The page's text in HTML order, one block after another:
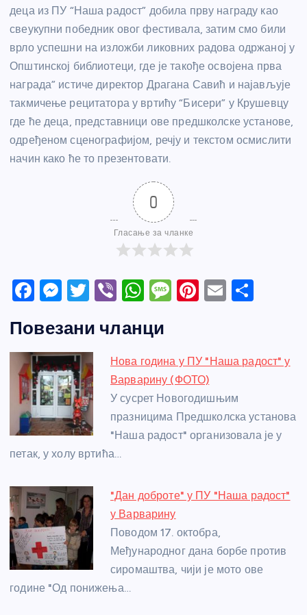
деца из ПУ “Наша радост” добила прву награду као
свеукупни победник овог фестивала, затим смо били
врло успешни на изложби ликовних радова одржаној у
Општинској библиотеци, где је такође освојена прва
награда” истиче директор Драгана Савић и најављује
такмичење рецитатора у вртићу “Бисери” у Крушевцу
где ће деца, представници ове предшколске установе,
одређеном сценографијом, речју и текстом осмислити
начин како ће то презентовати.
0
Гласање за чланке
F
c
e
b
o
o
k
M
ss
e
n
g
er
T
itt
er
Vi
er
W
at
s
A
p
p
M
a
g
e
Pi
e
st
E
e
Повезани чланци
Нова година у ПУ "Наша радост" у
Варварину (ФОТО)
У сусрет Новогодишњим
празницима Предшколска установа
"Наша радост" организовала је у
петак, у холу вртића…
"Дан доброте" у ПУ "Наша радост"
у Варварину
Поводом 17. октобра,
Међународног дана борбе против
сиромаштва, чији је мото ове
године "Од понижења…